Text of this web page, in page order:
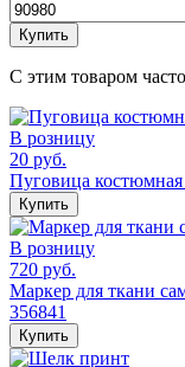
Купить
С этим товаром
В розницу
20 руб.
Пуговица
Купить
В розницу
720 руб.
Маркер для ткани
356841
Купить